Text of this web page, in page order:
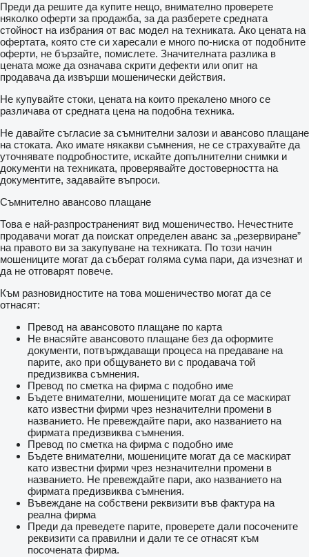
Преди да решите да купите нещо, внимателно проверете
няколко оферти за продажба, за да разберете средната
стойност на избрания от вас модел на техниката. Ако цената на
офертата, която сте си харесали е много по-ниска от подобните
оферти, не бързайте, помислете. Значителната разлика в
цената може да означава скрити дефекти или опит на
продавача да извърши мошенически действия.
Не купувайте стоки, цената на които прекалено много се
различава от средната цена на подобна техника.
Не давайте съгласие за съмнителни залози и авансово плащане
на стоката. Ако имате някакви съмнения, не се страхувайте да
уточнявате подробностите, искайте допълнителни снимки и
документи на техниката, проверявайте достоверността на
документите, задавайте въпроси.
Съмнително авансово плащане
Това е най-разпространеният вид мошеничество. Нечестните
продавачи могат да поискат определен аванс за „резервиране”
на правото ви за закупуване на техниката. По този начин
мошениците могат да съберат голяма сума пари, да изчезнат и
да не отговарят повече.
Към разновидностите на това мошеничество могат да се
отнасят:
Превод на авансовото плащане по карта
Не внасяйте авансовото плащане без да оформите
документи, потвърждаващи процеса на предаване на
парите, ако при общуването ви с продавача той
предизвиква съмнения.
Превод по сметка на фирма с подобно име
Бъдете внимателни, мошениците могат да се маскират
като известни фирми чрез незначителни промени в
названието. Не превеждайте пари, ако названието на
фирмата предизвиква съмнения.
Превод по сметка на фирма с подобно име
Бъдете внимателни, мошениците могат да се маскират
като известни фирми чрез незначителни промени в
названието. Не превеждайте пари, ако названието на
фирмата предизвиква съмнения.
Въвеждане на собствени реквизити във фактура на
реална фирма
Преди да преведете парите, проверете дали посочените
реквизити са правилни и дали те се отнасят към
посочената фирма.